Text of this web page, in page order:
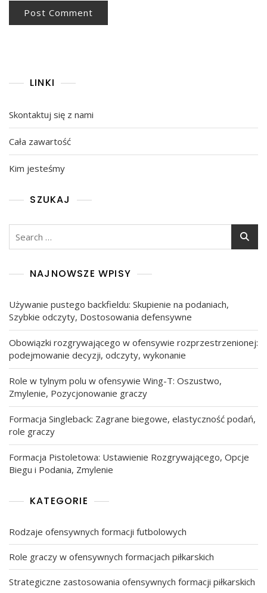
LINKI
Skontaktuj się z nami
Cała zawartość
Kim jesteśmy
SZUKAJ
NAJNOWSZE WPISY
Używanie pustego backfieldu: Skupienie na podaniach,
Szybkie odczyty, Dostosowania defensywne
Obowiązki rozgrywającego w ofensywie rozprzestrzenionej:
podejmowanie decyzji, odczyty, wykonanie
Role w tylnym polu w ofensywie Wing-T: Oszustwo,
Zmylenie, Pozycjonowanie graczy
Formacja Singleback: Zagrane biegowe, elastyczność podań,
role graczy
Formacja Pistoletowa: Ustawienie Rozgrywającego, Opcje
Biegu i Podania, Zmylenie
KATEGORIE
Rodzaje ofensywnych formacji futbolowych
Role graczy w ofensywnych formacjach piłkarskich
Strategiczne zastosowania ofensywnych formacji piłkarskich